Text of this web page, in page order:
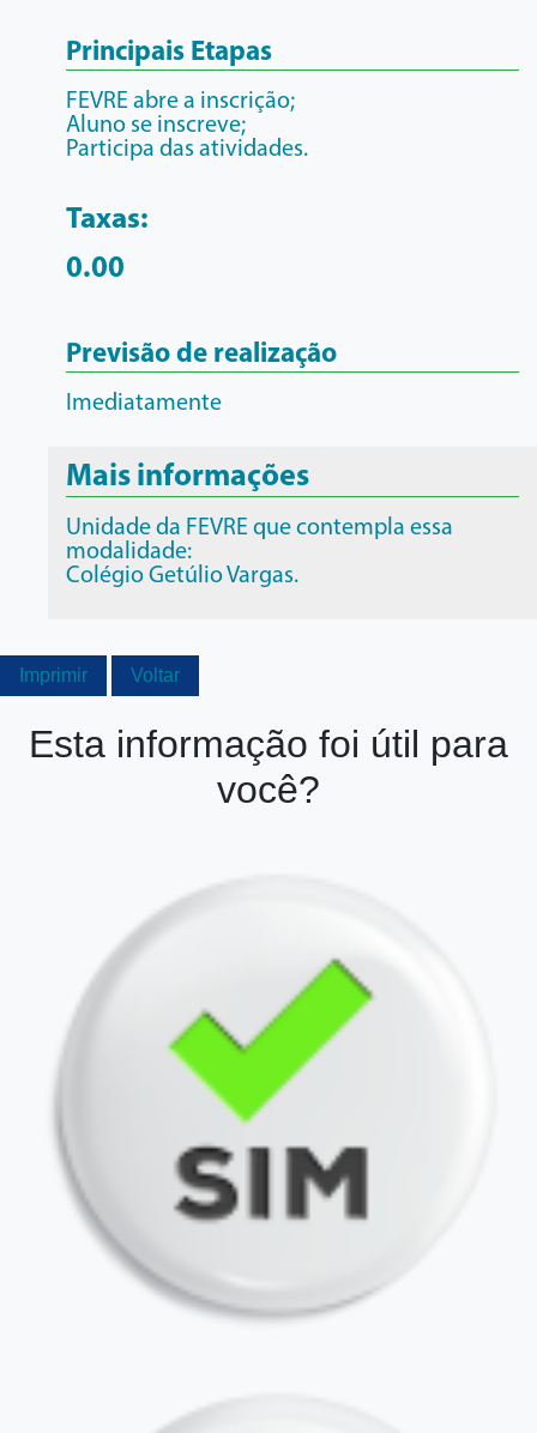
Principais Etapas
FEVRE abre a inscrição;
Aluno se inscreve;
Participa das atividades.
Taxas:
0.00
Previsão de realização
Imediatamente
Mais informações
Unidade da FEVRE que contempla essa
modalidade:
Colégio Getúlio Vargas.
Imprimir Voltar
Esta informação foi útil para
você?